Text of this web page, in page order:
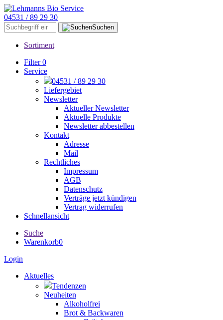
04531 / 89 29 30
Suchen
Sortiment
Filter 0
Service
04531 / 89 29 30
Liefergebiet
Newsletter
Aktueller Newsletter
Aktuelle Produkte
Newsletter abbestellen
Kontakt
Adresse
Mail
Rechtliches
Impressum
AGB
Datenschutz
Verträge jetzt kündigen
Vertrag widerrufen
Schnellansicht
Suche
Warenkorb0
Login
Aktuelles
Tendenzen
Neuheiten
Alkoholfrei
Brot & Backwaren